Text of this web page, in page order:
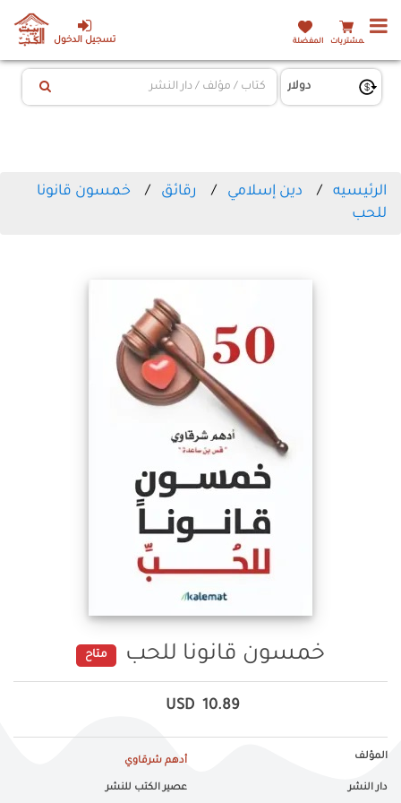
تسجيل الدخول المشتريات المفضلة
الرئيسيه دين إسلامي رقائق
خمسون قانونا
للحب
خمسون قانونا للحب متاح
10.89
USD
المؤلف أدهم شرقاوي
دار النشر عصير الكتب للنشر